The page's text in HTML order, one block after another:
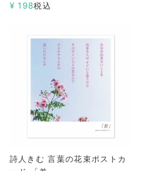
¥ 198税込
詩人きむ 言葉の花束ポストカ